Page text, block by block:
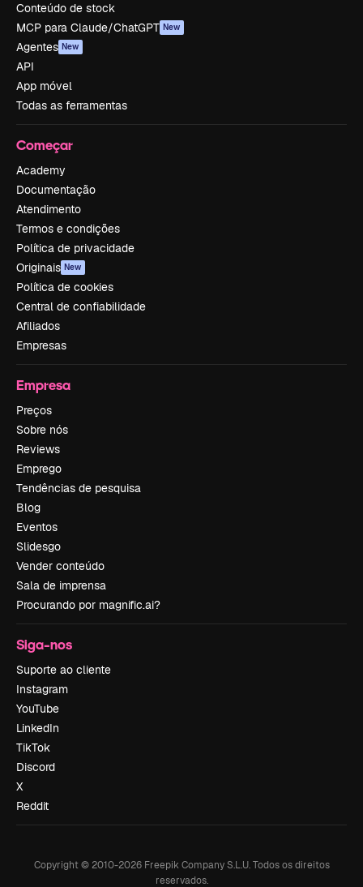
Conteúdo de stock
MCP para Claude/ChatGPT New
Agentes New
API
App móvel
Todas as ferramentas
Começar
Academy
Documentação
Atendimento
Termos e condições
Política de privacidade
Originais New
Política de cookies
Central de confiabilidade
Afiliados
Empresas
Empresa
Preços
Sobre nós
Reviews
Emprego
Tendências de pesquisa
Blog
Eventos
Slidesgo
Vender conteúdo
Sala de imprensa
Procurando por magnific.ai?
Siga-nos
Suporte ao cliente
Instagram
YouTube
LinkedIn
TikTok
Discord
X
Reddit
Copyright © 2010-2026Freepik Company S.L.U. Todos os direitos
reservados.